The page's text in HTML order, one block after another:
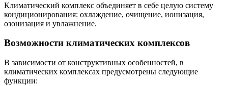
Климатический комплекс объединяет в себе целую систему
кондиционирования: охлаждение, очищение, ионизация,
озонизация и увлажнение.
Возможности климатических комплексов
В зависимости от конструктивных особенностей, в
климатических комплексах предусмотрены следующие
функции: